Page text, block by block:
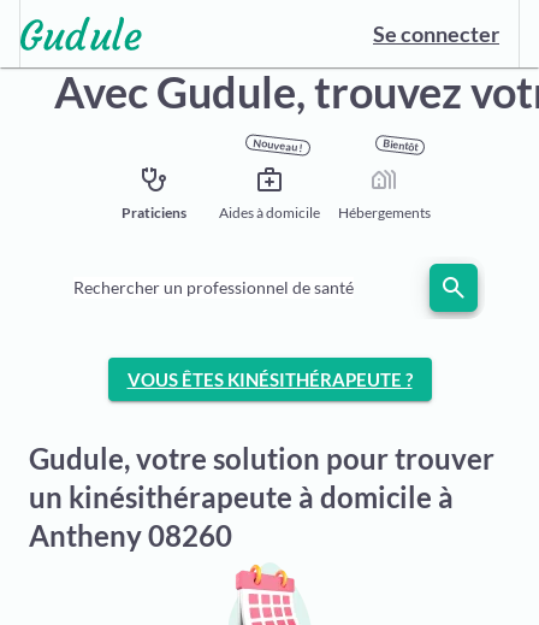
Se connecter
Avec Gudule,trouvez
stethoscope
Praticiens
Nouveau !
medical_services
Aides à domicile
Bientôt
holiday_village
Hébergements
Rechercher un professionnel de santé search
VOUS ÊTES KINÉSITHÉRAPEUTE ?
Gudule, votre solution pour trouver
un kinésithérapeute à domicile à
Antheny 08260